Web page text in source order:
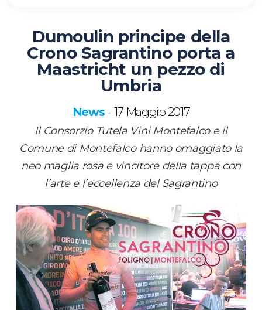
Dumoulin principe della
Crono Sagrantino porta a
Maastricht un pezzo di
Umbria
News - 17 Maggio 2017
Il Consorzio Tutela Vini Montefalco e il
Comune di Montefalco hanno omaggiato la
neo maglia rosa e vincitore della tappa con
l’arte e l’eccellenza del Sagrantino